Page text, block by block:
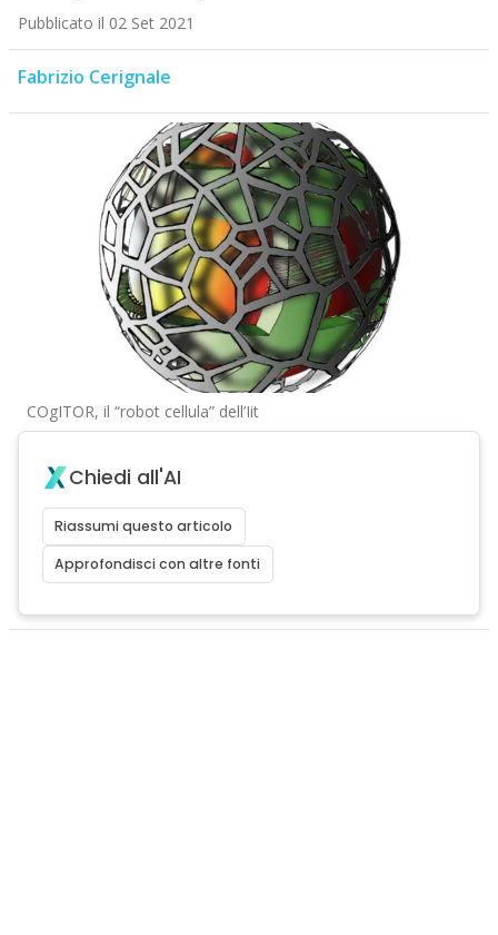
Pubblicato il 02 Set 2021
Fabrizio Cerignale
COgITOR, il “robot cellula” dell’Iit
Chiedi all'AI
Riassumi questo articolo
Approfondisci con altre fonti